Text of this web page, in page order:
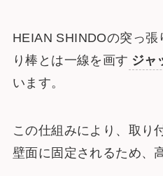
HEIAN SHINDOの突っ
り棒とは一線を画す ジャ
います。
この仕組みにより、取り
壁面に固定されるため、